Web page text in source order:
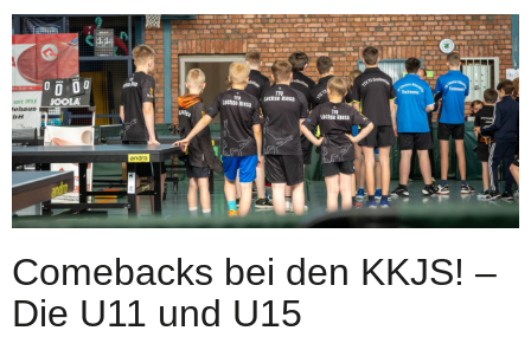
Comebacks bei den KKJS! –
Die U11 und U15